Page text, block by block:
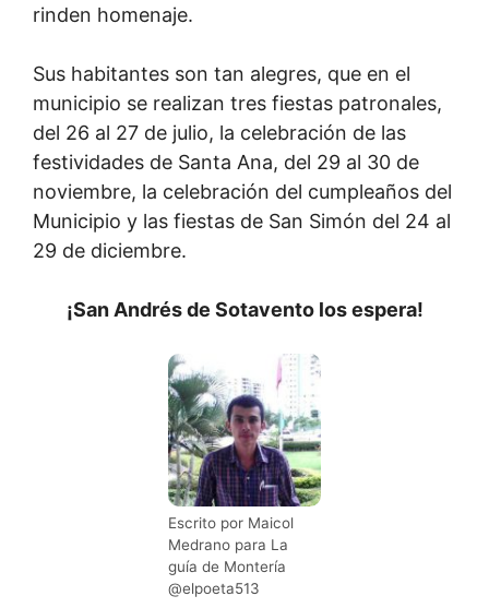
rinden homenaje.
Sus habitantes son tan alegres, que en el
municipio se realizan tres fiestas patronales,
del 26 al 27 de julio, la celebración de las
festividades de Santa Ana, del 29 al 30 de
noviembre, la celebración del cumpleaños del
Municipio y las fiestas de San Simón del 24 al
29 de diciembre.
¡San Andrés de Sotavento los espera!
Escrito por Maicol
Medrano para La
guía de Montería
@elpoeta513